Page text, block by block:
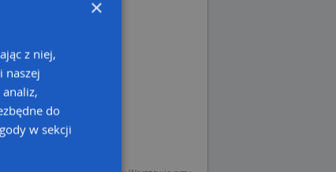
×
z niej,
naszej
do
w sekcji